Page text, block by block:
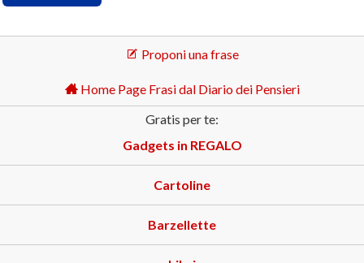
Proponi una frase
Home Page Frasi dal Diario dei Pensieri
Gratis per te:
Gadgets in REGALO
Cartoline
Barzellette